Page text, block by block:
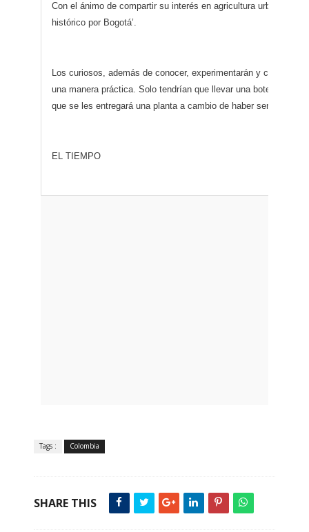
Con el ánimo de compartir su interés en agricultura urbana, la
histórico por Bogotá’.
Los curiosos, además de conocer, experimentarán y
una manera práctica. Solo tendrían que llevar una botella
que se les entregará una planta a cambio de haber sembrado
EL TIEMPO
Tags : Colombia
SHARE THIS